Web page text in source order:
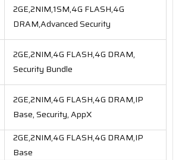
2GE,2NIM,1SM,4G FLASH,4G
DRAM,Advanced Security
2GE,2NIM,4G FLASH,4G DRAM,
Security Bundle
2GE,2NIM,4G FLASH,4G DRAM,IP
Base, Security, AppX
2GE,2NIM,4G FLASH,4G DRAM,IP
Base